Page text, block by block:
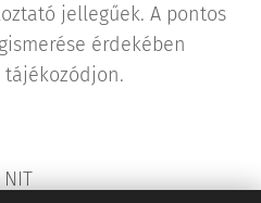
jellegűek. A pontos
érdekében